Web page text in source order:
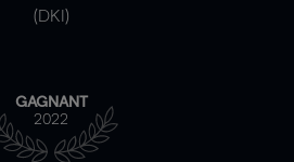
(DKI)
GAGNANT
2022